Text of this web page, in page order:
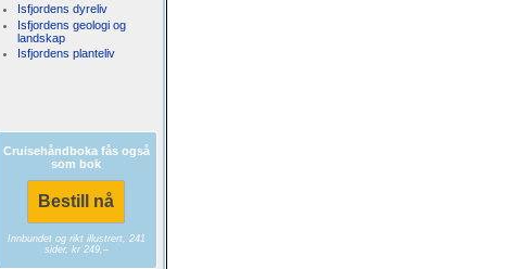
Isfjordens dyreliv
Isfjordens geologi og
landskap
Isfjordens planteliv
Cruisehåndboka fås også
som bok
Bestill nå
Innbundet og rikt illustrert, 241
sider, kr 249,–